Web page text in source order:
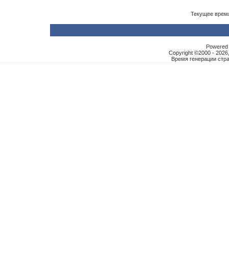
Текущее
Copyright ©2000 -
Время генерации